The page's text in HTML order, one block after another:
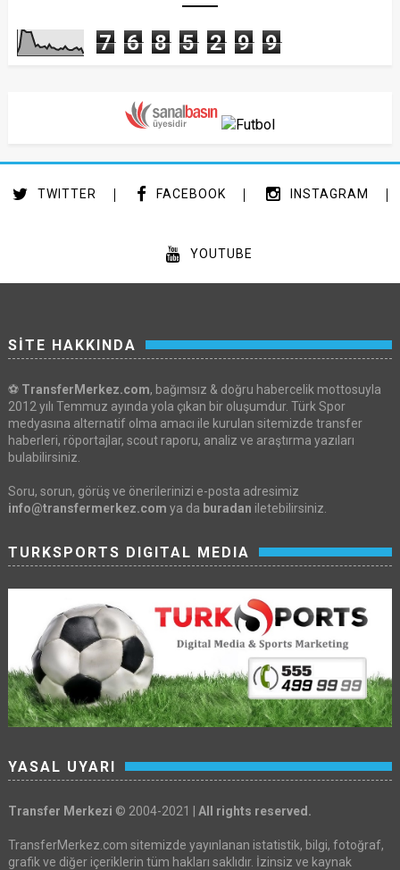
7 6 8 5 2 9 9
TWITTER FACEBOOK INSTAGRAM
YOUTUBE
SİTE HAKKINDA
⚽ TransferMerkez.com, bağımsız & doğru habercelik mottosuyla
2012 yılı Temmuz ayında yola çıkan bir oluşumdur. Türk Spor
medyasına alternatif olma amacı ile kurulan sitemizde transfer
haberleri, röportajlar, scout raporu, analiz ve araştırma yazıları
bulabilirsiniz.
Soru, sorun, görüş ve önerilerinizi e-posta adresimiz
info@transfermerkez.com ya da buradan iletebilirsiniz.
TURKSPORTS DIGITAL MEDIA
YASAL UYARI
Transfer Merkezi © 2004-2021 | All rights reserved.
TransferMerkez.com sitemizde yayınlanan istatistik, bilgi, fotoğraf,
grafik ve diğer içeriklerin tüm hakları saklıdır. İzinsiz ve kaynak